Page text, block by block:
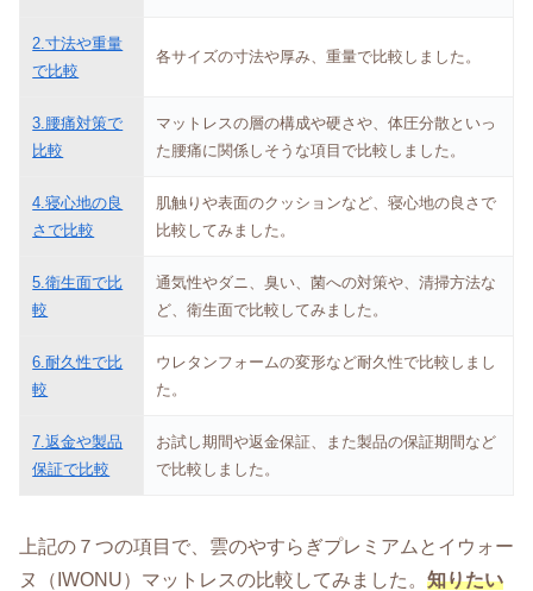
2.寸法や重量
で比較
各サイズの寸法や厚み、重量で比較しました。
3.腰痛対策で
比較
マットレスの層の構成や硬さや、体圧分散といっ
た腰痛に関係しそうな項目で比較しました。
4.寝心地の良
さで比較
肌触りや表面のクッションなど、寝心地の良さで
比較してみました。
5.衛生面で比
較
通気性やダニ、臭い、菌への対策や、清掃方法な
ど、衛生面で比較してみました。
6.耐久性で比
較
ウレタンフォームの変形など耐久性で比較しまし
た。
7.返金や製品
保証で比較
お試し期間や返金保証、また製品の保証期間など
で比較しました。
上記の７つの項目で、雲のやすらぎプレミアムとイウォー
ヌ（IWONU）マットレスの比較してみました。 知りたい